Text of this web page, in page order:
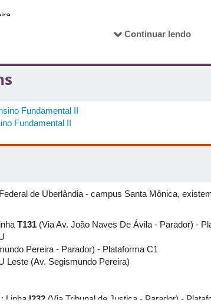
Continuar lendo
Fundamental II
Fundamental II
de Uberlândia - campus Santa Mônica,
T131 (Via Av. João Naves De Ávila - Parador) -
Pereira - Parador) - Plataforma C1
Leste (Av. Segismundo Pereira)
: Linha I232 (Via Tribunal de Justiça - Parador) -